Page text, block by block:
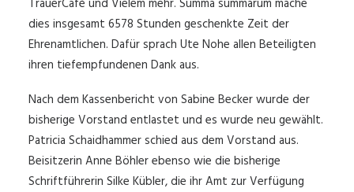
TrauerCafé und Vielem mehr. Summa summarum mache
dies insgesamt 6578 Stunden geschenkte Zeit der
Ehrenamtlichen. Dafür sprach Ute Nohe allen Beteiligten
ihren tiefempfundenen Dank aus.
Nach dem Kassenbericht von Sabine Becker wurde der
bisherige Vorstand entlastet und es wurde neu gewählt.
Patricia Schaidhammer schied aus dem Vorstand aus.
Beisitzerin Anne Böhler ebenso wie die bisherige
Schriftführerin Silke Kübler, die ihr Amt zur Verfügung